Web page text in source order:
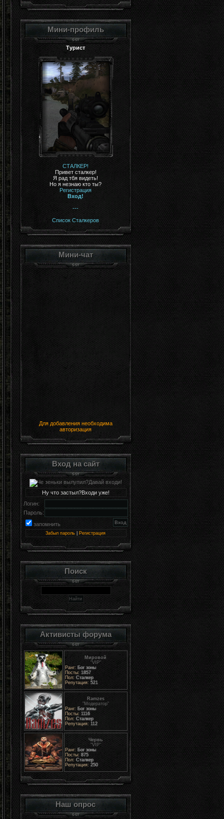
Мини-профиль
Турист
СТАЛКЕР!
Привет сталкер!
Я рад тбя видеть!
Но я незнаю кто ты?
Регистрация
Вход!
---
Список Сталкеров
Мини-чат
Для добавления необходима
авторизация
Вход на сайт
Ну что застыл?Входи уже!
Логин:
Пароль:
запомнить
Забыл пароль Регистрация
Поиск
Активисты форума
Мировой
"VIP"
Ранг: Бог зоны
Посты: 1857
Пол: Сталкер
Репутация: 521
Ramzes
"Модератор"
Ранг: Бог зоны
Посты: 1116
Пол: Сталкер
Репутация: 112
Червь
"VIP"
Ранг: Бог зоны
Посты: 875
Пол: Сталкер
Репутация: 250
Наш опрос